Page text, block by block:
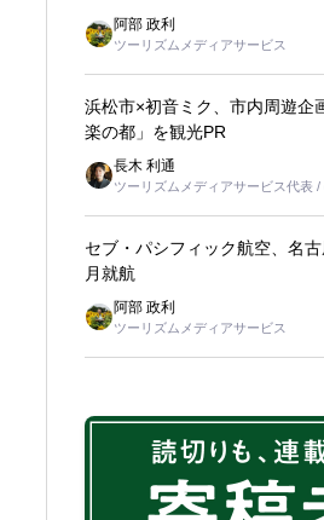
阿部 政利
ツーリズムメディアサービス
浜松市×初音ミク、市内周遊
楽の都」を観光PR
長木 利通
ツーリズムメディアサービス代表 /
セブ・パシフィック航空、名
月就航
阿部 政利
ツーリズムメディアサービス